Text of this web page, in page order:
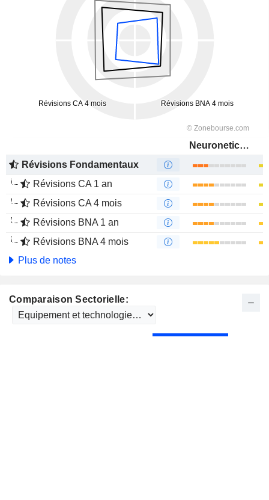
Neuronetics, Inc.
Révisions Fondamentaux
Révisions CA 1 an
Révisions CA 4 mois
Révisions BNA 1 an
Révisions BNA 4 mois
Plus de notes
Comparaison Sectorielle: